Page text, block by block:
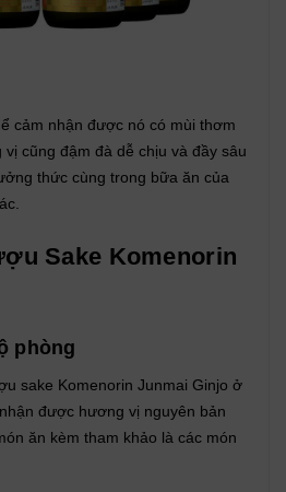
cảm nhận được nó có mùi thơm
cũng đậm đà dễ chịu và đầy sâu
thức cùng trong bữa ăn của
Sake Komenorin
phòng
sake Komenorin Junmai Ginjo ở
được hương vị nguyên bản
ăn kèm tham khảo là các món